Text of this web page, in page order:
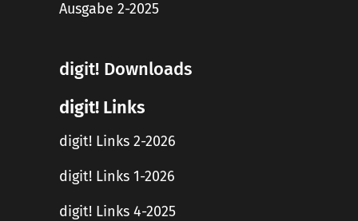
Ausgabe 2-2025
digit! Downloads
digit! Links
digit! Links 2-2026
digit! Links 1-2026
digit! Links 4-2025